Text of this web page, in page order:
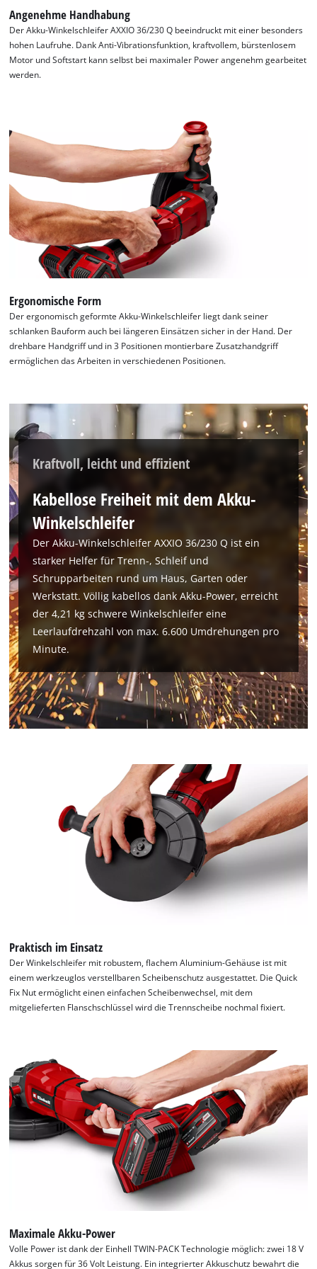
Wir benötigen deine Zustimmung, um
Google Maps laden zu können!
Angenehme Handhabung
Der Akku-Winkelschleifer AXXIO 36/230 Q beeindruckt mit einer besonders
hohen Laufruhe. Dank Anti-Vibrationsfunktion, kraftvollem, bürstenlosem
Motor und Softstart kann selbst bei maximaler Power angenehm gearbeitet
werden.
Ergonomische Form
Der ergonomisch geformte Akku-Winkelschleifer liegt dank seiner
schlanken Bauform auch bei längeren Einsätzen sicher in der Hand. Der
drehbare Handgriff und in 3 Positionen montierbare Zusatzhandgriff
ermöglichen das Arbeiten in verschiedenen Positionen.
Kraftvoll, leicht und effizient
Kabellose Freiheit mit dem Akku-
Winkelschleifer
Der Akku-Winkelschleifer AXXIO 36/230 Q ist ein
starker Helfer für Trenn-, Schleif und
Schrupparbeiten rund um Haus, Garten oder
Werkstatt. Völlig kabellos dank Akku-Power, erreicht
der 4,21 kg schwere Winkelschleifer eine
Leerlaufdrehzahl von max. 6.600 Umdrehungen pro
Minute.
Praktisch im Einsatz
Der Winkelschleifer mit robustem, flachem Aluminium-Gehäuse ist mit
einem werkzeuglos verstellbaren Scheibenschutz ausgestattet. Die Quick
Fix Nut ermöglicht einen einfachen Scheibenwechsel, mit dem
mitgelieferten Flanschschlüssel wird die Trennscheibe nochmal fixiert.
Maximale Akku-Power
Volle Power ist dank der Einhell TWIN-PACK Technologie möglich: zwei 18 V
Akkus sorgen für 36 Volt Leistung. Ein integrierter Akkuschutz bewahrt die